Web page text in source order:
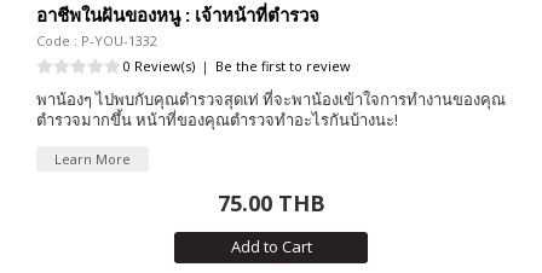
อาชีพในฝันของหนู : เจ้าหน้าที่ตำรวจ
Code : P-YOU-1332
0 Review(s) | Be the first to review
พาน้องๆ ไปพบกับคุณตำรวจสุดเท่ ที่จะพาน้องเข้าใจการทำงานของคุณ
ตำรวจมากขึ้น หน้าที่ของคุณตำรวจทำอะไรกันบ้างนะ!
Learn More
75.00 THB
Add to Cart